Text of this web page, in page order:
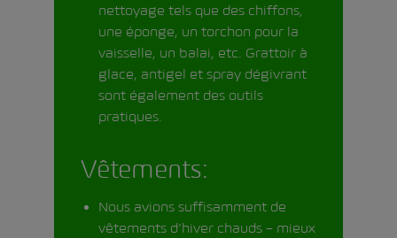
nettoyage tels que des chiffons,
une éponge, un torchon pour la
vaisselle, un balai, etc. Grattoir à
glace, antigel et spray dégivrant
sont également des outils
pratiques.
Vêtements:
Nous avions suffisamment de
vêtements d’hiver chauds – mieux